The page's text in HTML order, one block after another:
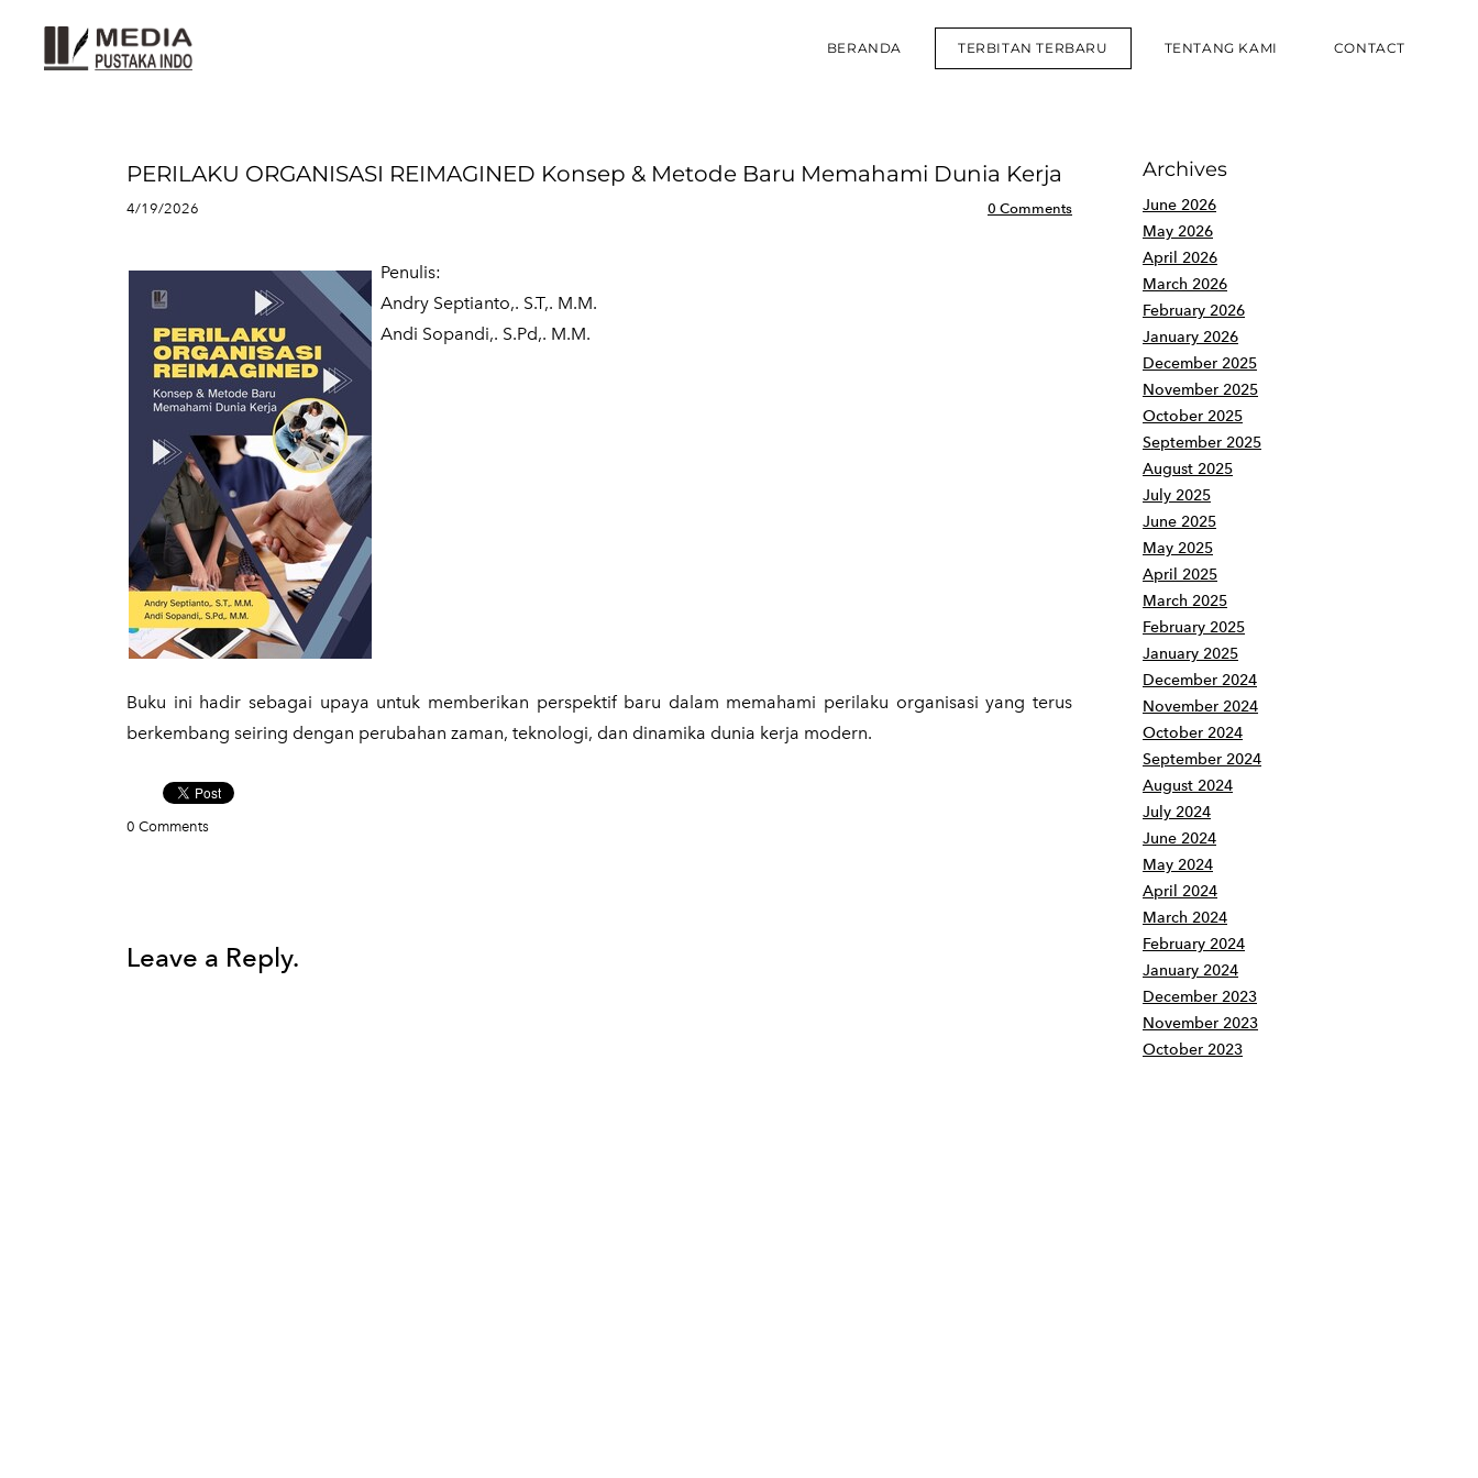
BERANDA TERBITAN TERBARU TENTANG KAMI CONTACT
PERILAKU ORGANISASI REIMAGINED Konsep & Metode Baru Memahami Dunia Kerja
4/19/2026 0 Comments
Penulis:
Andry Septianto,. S.T,. M.M.
​Andi Sopandi,. S.Pd,. M.M.
​Buku ini hadir sebagai upaya untuk memberikan perspektif baru dalam memahami perilaku organisasi yang terus
berkembang seiring dengan perubahan zaman, teknologi, dan dinamika dunia kerja modern.
0 Comments
Leave a Reply.
Archives
June 2026
May 2026
April 2026
March 2026
February 2026
January 2026
December 2025
November 2025
October 2025
September 2025
August 2025
July 2025
June 2025
May 2025
April 2025
March 2025
February 2025
January 2025
December 2024
November 2024
October 2024
September 2024
August 2024
July 2024
June 2024
May 2024
April 2024
March 2024
February 2024
January 2024
December 2023
November 2023
October 2023